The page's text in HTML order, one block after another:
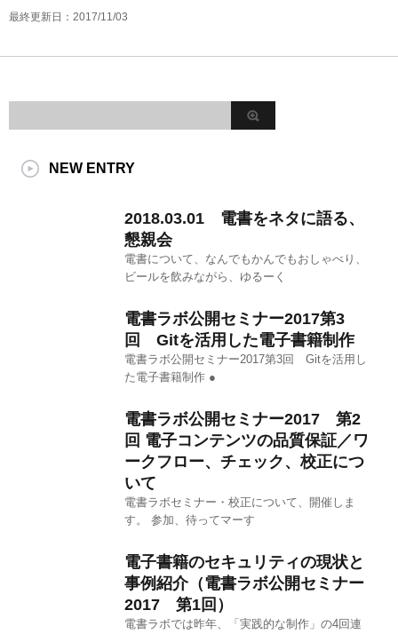
最終更新日：2017/11/03
NEW ENTRY
2018.03.01 電書をネタに語る、
懇親会
電書について、なんでもかんでもおしゃべり、
ビールを飲みながら、ゆるーく
電書ラボ公開セミナー2017第3
回 Gitを活用した電子書籍制作
電書ラボ公開セミナー2017第3回 Gitを活用し
た電子書籍制作 ●
電書ラボ公開セミナー2017 第2
回 電子コンテンツの品質保証／ワ
ークフロー、チェック、校正につ
いて
電書ラボセミナー・校正について、開催しま
す。 参加、待ってマーす
電子書籍のセキュリティの現状と
事例紹介（電書ラボ公開セミナー
2017 第1回）
電書ラボでは昨年、「実践的な制作」の4回連